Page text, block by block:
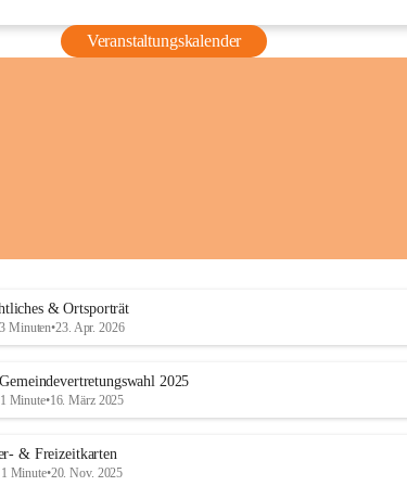
Veranstaltungskalender
& Ortsporträt
Minuten•23. Apr. 2026
2025
Minute•16. März 2025
& Freizeitkarten
Minute•20. Nov. 2025